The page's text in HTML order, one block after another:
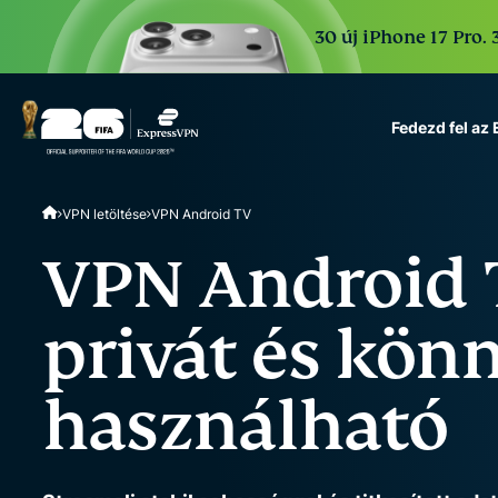
30 új iPhone 17
Fedezd fel az
scale.
VPN letöltése VPN Android TV
VPN Android
privát és
használható